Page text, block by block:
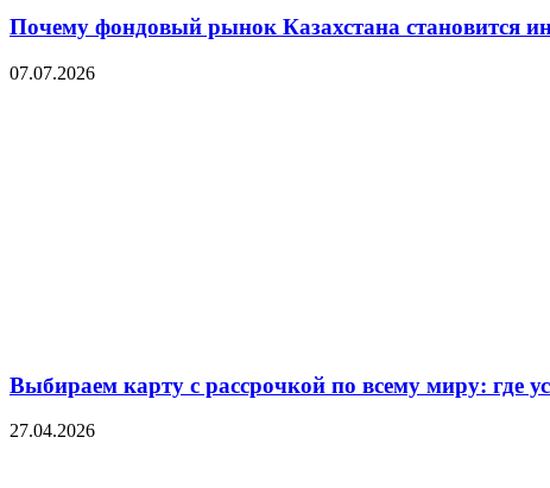
Почему фондовый рынок Казахстана становится
07.07.2026
Выбираем карту с рассрочкой по всему миру: где
27.04.2026